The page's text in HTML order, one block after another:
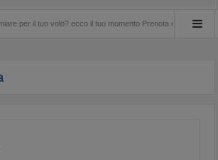
ecco il tuo momento Prenota entro il 25 Settembre